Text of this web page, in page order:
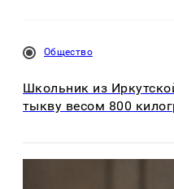
Общество
Школьник из
тыкву весом 800